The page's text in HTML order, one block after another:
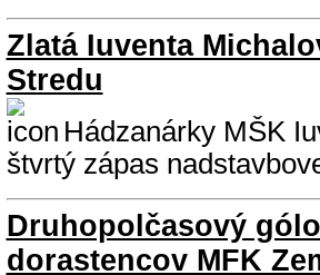
Zlatá Iuventa
Stredu
Hádzanárky MŠK
štvrtý zápas
Druhopolčasový
dorastencov MFK